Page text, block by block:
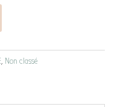
, Non classé